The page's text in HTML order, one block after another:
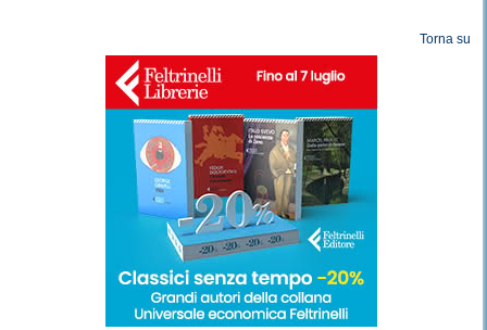
Torna su